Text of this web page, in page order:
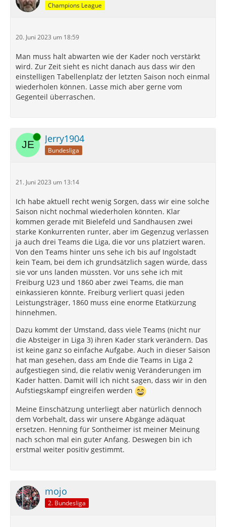
Champions League
20. Juni 2023 um 18:59
Man muss halt abwarten wie der Kader noch verstärkt
wird. Zur Zeit sieht es nicht danach aus dass wir den
einstelligen Tabellenplatz der letzten Saison noch einmal
wiederholen können. Lasse mich aber gerne vom
Gegenteil überraschen.
Online Jerry1904
Bundesliga
21. Juni 2023 um 13:14
Ich habe aktuell recht wenig Sorgen, dass wir eine solche
Saison nicht nochmal wiederholen könnten. Klar
kommen gerade mit Bielefeld und Sandhausen zwei
starke Konkurrenten runter, aber im Gegenzug verlassen
ja auch drei Teams die Liga, die vor uns platziert waren.
Von den Teams hinter uns sehe ich bis auf Ingolstadt
kein Team, bei dem ich grundsätzlich sagen würde, dass
sie vor uns landen müssten. Vor uns sehe ich mit
Freiburg U23 und 1860 aber zwei Teams, die man
einkassieren könnte. Freiburg verliert quasi jeden
Leistungsträger, 1860 muss eine enorme Etatkürzung
hinnehmen.
Dazu kommt der Umstand, dass viele Teams (nicht nur
die Absteiger in Liga 3) ihren Kader stark verändern. Das
ist keine ganz so einfache Aufgabe. Auch in dieser Saison
hat man gesehen, dass am Ende die Teams in Liga 2
aufgestiegen sind, die relativ wenig Veränderungen im
Kader hatten. Damit will ich nicht sagen, dass wir in den
Aufstiegskampf eingreifen werden
Meine Einschätzung unterliegt aber natürlich dennoch
dem Vorbehalt, dass wir unsere Abgänge adäquat
ersetzen. Henning für Sontheimer ist meiner Meinung
nach schon mal ein guter Anfang. Deswegen bin ich
erstmal weiter positiv gestimmt.
mojo
2. Bundesliga